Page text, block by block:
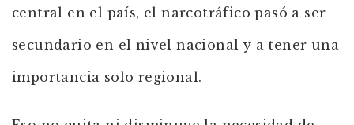
central en el país, el narcotráfico pasó a ser
secundario en el nivel nacional y a tener una
importancia solo regional.